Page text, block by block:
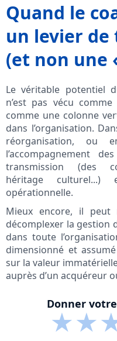
Quand le
un levier
(et non une
Le véritable potentiel
n’est pas vécu
comme une colonne
dans l’organisation.
réorganisation, ou
l’accompagnement
transmission (des
héritage
opérationnelle.
Mieux encore, il peut
décomplexer la gestion
dans toute
dimensionné et
sur la valeur
auprès d’un acquéreur
Donner
★★